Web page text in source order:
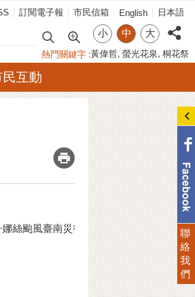
訂閱電子報 市民信箱 English 日本語
小 中 大
熱門關鍵字 黃偉哲 螢光花泉 桐花祭
民互動
_
絲颱風臺南災後復原：社團法人台灣好 聯
絡
我
們